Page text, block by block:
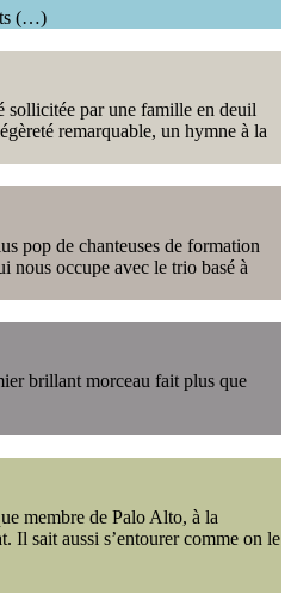
(…)
sollicitée par une famille en deuil
remarquable, un hymne à la
pop de chanteuses de formation
nous occupe avec le trio basé à
brillant morceau fait plus que
membre de Palo Alto, à la
Il sait aussi s’entourer comme on le